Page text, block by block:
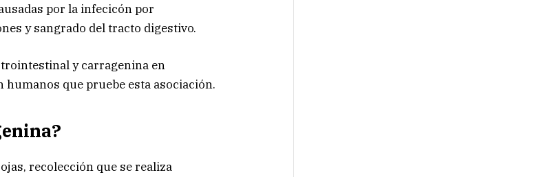
por la infecicón por
y sangrado del tracto digestivo.
y carragenina en
que pruebe esta asociación.
recolección que se realiza